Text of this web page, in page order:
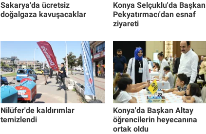
Sakarya'da ücretsiz
doğalgaza kavuşacaklar
Konya Selçuklu'da Başkan
Pekyatırmacı'dan esnaf
ziyareti
Nilüfer'de kaldırımlar
temizlendi
Konya'da Başkan Altay
öğrencilerin heyecanına
ortak oldu